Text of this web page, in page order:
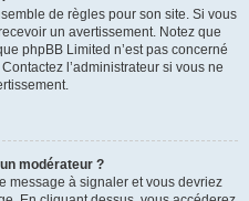
de règles pour son site. Si vous
un avertissement. Notez que
phpBB Limited n’est pas concerné
l’administrateur si vous ne
modérateur ?
message à signaler et vous devriez